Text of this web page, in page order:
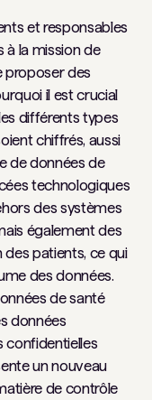
et responsables
à la mission de
proposer des
il est crucial
différents types
chiffrés, aussi
de données de
technologiques
des systèmes
également des
patients, ce qui
des données.
de santé
données
confidentielles
un nouveau
de contrôle